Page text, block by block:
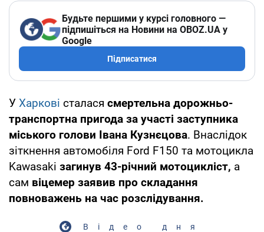
Будьте першими у курсі головного —
підпишіться на Новини на OBOZ.UA у
Google
Підписатися
У Харкові сталася смертельна дорожньо-
транспортна пригода за участі заступника
міського голови Івана Кузнєцова. Внаслідок
зіткнення автомобіля Ford F150 та мотоцикла
Kawasaki загинув 43-річний мотоцикліст, а
сам віцемер заявив про складання
повноважень на час розслідування.
Відео дня